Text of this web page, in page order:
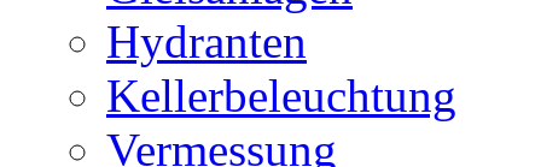
Hydranten
Kellerbeleuchtung
Vermessung